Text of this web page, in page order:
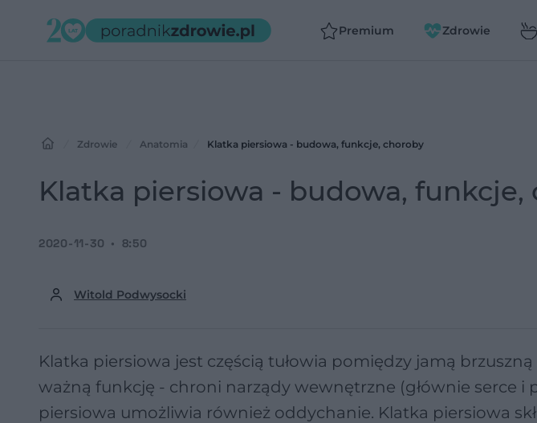
Premium Zdrowie
Zdrowie Anatomia Klatka piersiowa - budowa, funkcje, choroby
Klatka piersiowa - budowa, funkcje,
Witold Podwysocki
2020-11-30 8:50
Klatka piersiowa jest częścią tułowia pomiędzy jamą brzuszną
ważną funkcję - chroni narządy wewnętrzne (głównie serce i
piersiowa umożliwia również oddychanie. Klatka piersiowa